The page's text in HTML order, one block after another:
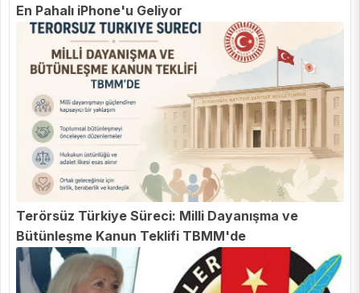
En Pahalı iPhone'u Geliyor
Terörsüz Türkiye Süreci: Milli Dayanışma ve
Bütünleşme Kanun Teklifi TBMM'de